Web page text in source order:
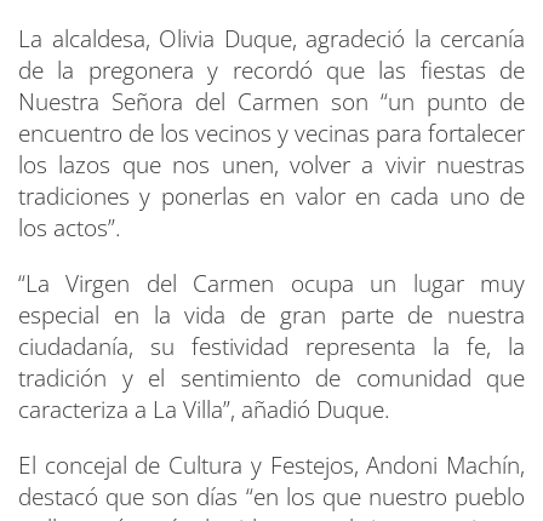
La alcaldesa, Olivia Duque, agradeció la cercanía
de la pregonera y recordó que las fiestas de
Nuestra Señora del Carmen son “un punto de
encuentro de los vecinos y vecinas para fortalecer
los lazos que nos unen, volver a vivir nuestras
tradiciones y ponerlas en valor en cada uno de
los actos”.
“La Virgen del Carmen ocupa un lugar muy
especial en la vida de gran parte de nuestra
ciudadanía, su festividad representa la fe, la
tradición y el sentimiento de comunidad que
caracteriza a La Villa”, añadió Duque.
El concejal de Cultura y Festejos, Andoni Machín,
destacó que son días “en los que nuestro pueblo